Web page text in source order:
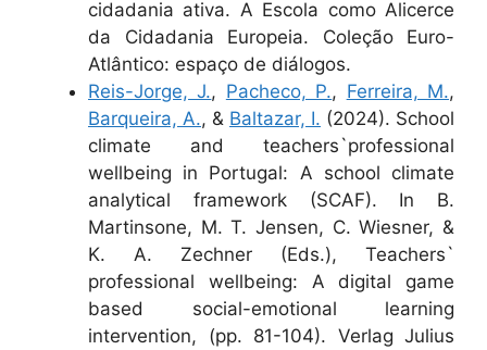
cidadania ativa. A Escola como Alicerce
da Cidadania Europeia. Coleção Euro-
Atlântico: espaço de diálogos.
Reis-Jorge, J., Pacheco, P., Ferreira, M.,
Barqueira, A., & Baltazar, I. (2024). School
climate and teachers`professional
wellbeing in Portugal: A school climate
analytical framework (SCAF). In B.
Martinsone, M. T. Jensen, C. Wiesner, &
K. A. Zechner (Eds.), Teachers`
professional wellbeing: A digital game
based social-emotional learning
intervention, (pp. 81-104). Verlag Julius